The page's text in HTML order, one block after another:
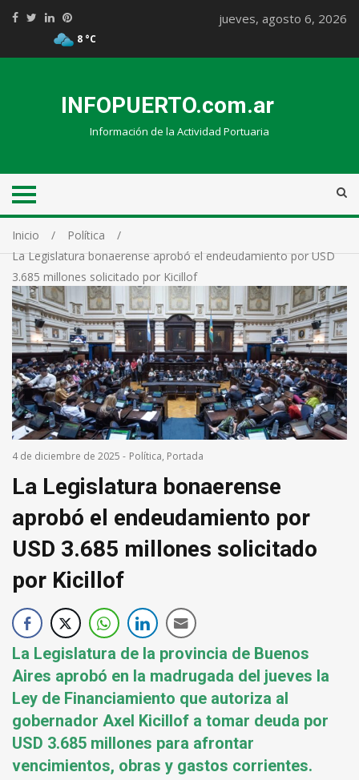
8 °C
jueves, agosto 6, 2026
INFOPUERTO.com.ar
Información de la Actividad Portuaria
Inicio
Política
La Legislatura bonaerense aprobó el endeudamiento por USD
3.685 millones solicitado por Kicillof
4 de diciembre de 2025 - Política, Portada
La Legislatura bonaerense
aprobó el endeudamiento por
USD 3.685 millones solicitado
por Kicillof
La Legislatura de la provincia de Buenos
Aires aprobó en la madrugada del jueves la
Ley de Financiamiento que autoriza al
gobernador Axel Kicillof a tomar deuda por
USD 3.685 millones para afrontar
vencimientos, obras y gastos corrientes.